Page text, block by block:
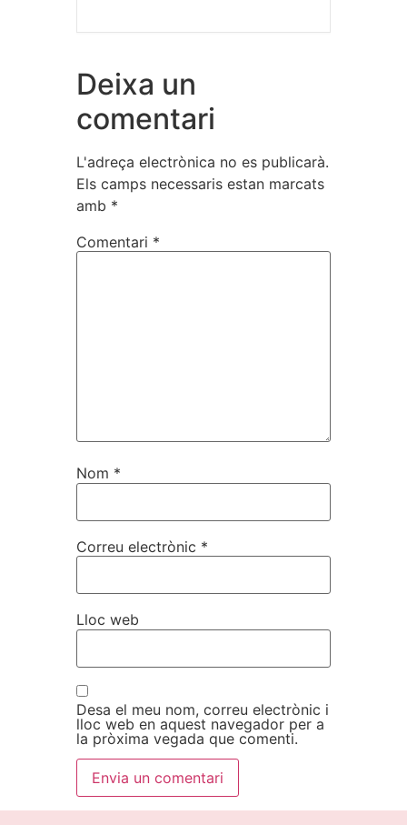
Deixa un
comentari
L'adreça electrònica no es publicarà.
Els camps necessaris estan marcats
amb *
Comentari *
Nom *
Correu electrònic *
Lloc web
Desa el meu nom, correu electrònic i
lloc web en aquest navegador per a
la pròxima vegada que comenti.